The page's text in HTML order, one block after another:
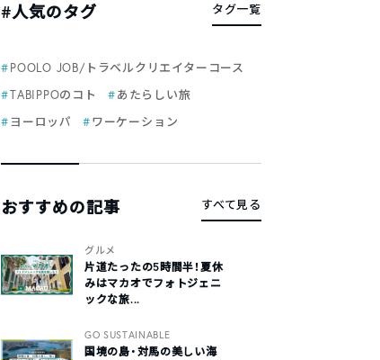
#人気のタグ タグ一覧
POOLO JOB/トラベルクリエイターコース
TABIPPOのコト
あたらしい旅
ヨーロッパ
ワーケーション
おすすめの記事 すべて見る
グルメ
片道たったの5時間半！夏休
みはマカオでフォトジェニ
ックな旅...
GO SUSTAINABLE
国境の島・対馬の美しい海